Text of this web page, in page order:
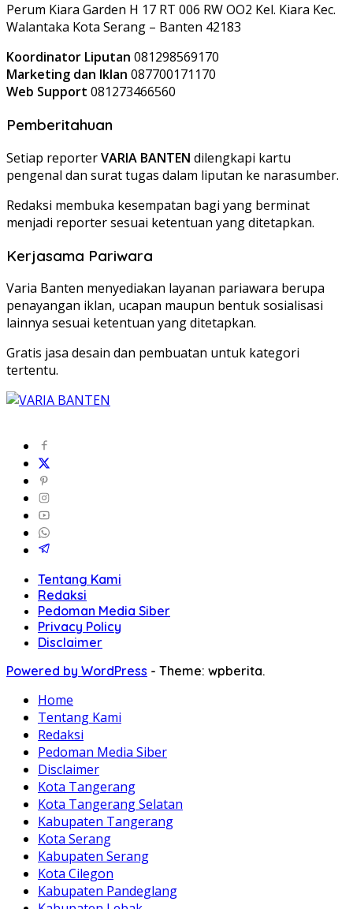
Perum Kiara Garden H 17 RT 006 RW OO2 Kel. Kiara Kec.
Walantaka Kota Serang – Banten 42183
Koordinator Liputan 081298569170
Marketing dan Iklan 087700171170
Web Support 081273466560
Pemberitahuan
Setiap reporterVARIA BANTEN dilengkapi kartu
pengenal dan surat tugas dalam liputan ke narasumber.
Redaksi membuka kesempatan bagi yang berminat
menjadi reporter sesuai ketentuan yang ditetapkan.
Kerjasama Pariwara
Varia Banten menyediakan layanan pariawara berupa
penayangan iklan, ucapan maupun bentuk sosialisasi
lainnya sesuai ketentuan yang ditetapkan.
Gratis jasa desain dan pembuatan untuk kategori
tertentu.
Tentang Kami
Redaksi
Pedoman Media Siber
Privacy Policy
Disclaimer
Powered by WordPress - Theme: wpberita.
Home
Tentang Kami
Redaksi
Pedoman Media Siber
Disclaimer
Kota Tangerang
Kota Tangerang Selatan
Kabupaten Tangerang
Kota Serang
Kabupaten Serang
Kota Cilegon
Kabupaten Pandeglang